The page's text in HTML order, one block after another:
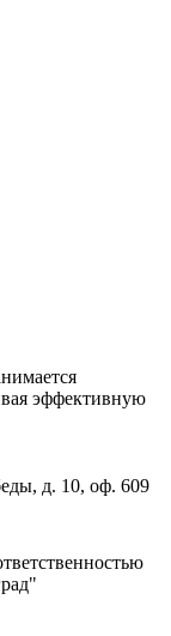
эффективную
д. 10, оф. 609